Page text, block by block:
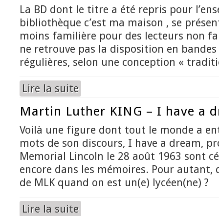
La BD dont le titre a été repris pour
bibliothèque c’est ma maison , se
moins familière pour des lecteurs non
ne retrouve pas la disposition en bandes
régulières, selon une conception «
Lire la suite
Martin Luther KING – I have a
Voilà une figure dont tout le monde a
mots de son discours, I have a dream,
Memorial Lincoln le 28 août 1963 sont
encore dans les mémoires. Pour
de MLK quand on est un(e) lycéen(ne) ?
Lire la suite